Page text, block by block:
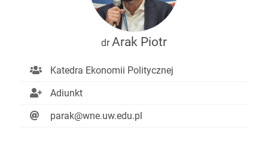
drArak Piotr
Katedra Ekonomii Politycznej
Adiunkt
parak@wne.uw.edu.pl